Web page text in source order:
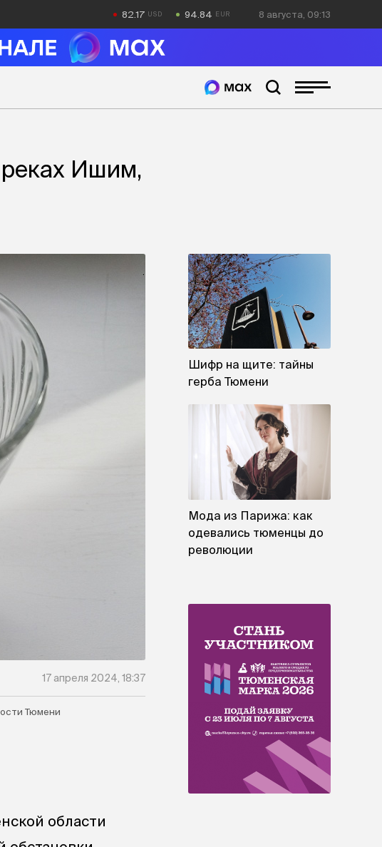
82.17 94.84 8 августа, 09:13
реках Ишим,
17 апреля 2024, 18:37
Тюмени
области
Шифр на щите: тайны
герба Тюмени
Мода из Парижа: как
одевались тюменцы до
революции